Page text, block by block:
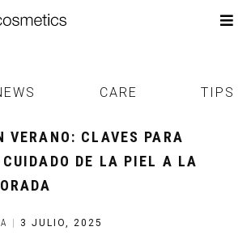
CARE TIPS
VERANO: CLAVES PARA
DE LA PIEL A LA
3 JULIO, 2025